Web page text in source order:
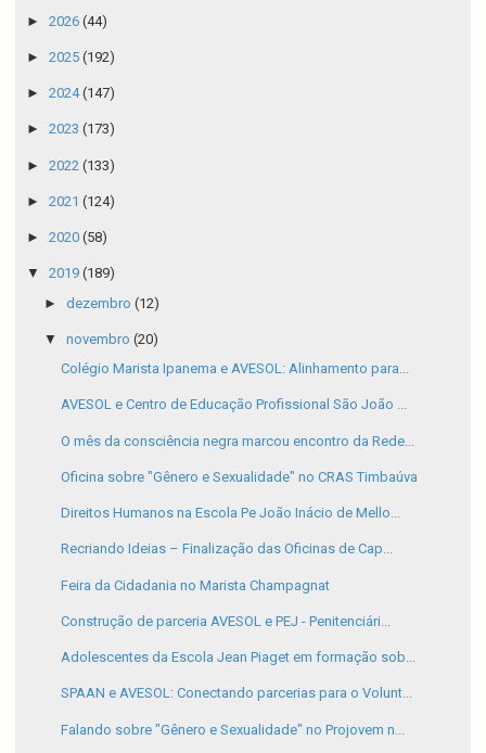
► 2026 (44)
► 2025 (192)
► 2024(147)
► 2023 (173)
► 2022 (133)
► 2021 (124)
► 2020 (58)
▼ 2019 (189)
► dezembro (12)
▼ novembro (20)
Colégio Marista Ipanema e AVESOL: Alinhamento para...
AVESOL e Centro de Educação Profissional São João ...
O mês da consciência negra marcou encontro da Rede...
Oficina sobre "Gênero e Sexualidade" no CRAS Timbaúva
Direitos Humanos na Escola Pe João Inácio de Mello...
Recriando Ideias – Finalização das Oficinas de Cap...
Feira da Cidadania no Marista Champagnat
Construção de parceria AVESOL e PEJ - Penitenciári...
Adolescentes da Escola Jean Piaget em formação sob...
SPAAN e AVESOL: Conectando parcerias para o Volunt...
Falando sobre "Gênero e Sexualidade" no Projovem n...